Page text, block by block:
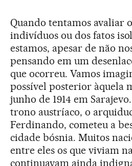
Quando tentamos avaliar
indivíduos ou dos fatos
estamos, apesar de não
pensando em um
que ocorreu. Vamos
possível posterior àquela
junho de 1914 em
trono austríaco, o
Ferdinando, cometeu a
cidade bósnia. Muitos
entre eles os que viviam
continuavam ainda